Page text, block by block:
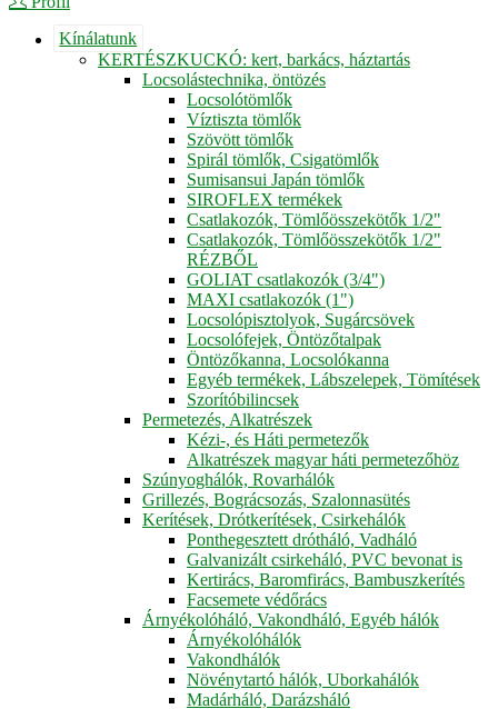
Kínálatunk
KERTÉSZKUCKÓ: kert, barkács, háztartás
Locsolástechnika, öntözés
Locsolótömlők
Víztiszta tömlők
Szövött tömlők
Spirál tömlők, Csigatömlők
Sumisansui Japán tömlők
SIROFLEX termékek
Csatlakozók, Tömlőösszekötők 1/2"
Csatlakozók, Tömlőösszekötők 1/2"
RÉZBŐL
GOLIAT csatlakozók (3/4")
MAXI csatlakozók (1")
Locsolópisztolyok, Sugárcsövek
Locsolófejek, Öntözőtalpak
Öntözőkanna, Locsolókanna
Egyéb termékek, Lábszelepek, Tömítések
Szorítóbilincsek
Permetezés, Alkatrészek
Kézi-, és Háti permetezők
Alkatrészek magyar háti permetezőhöz
Szúnyoghálók, Rovarhálók
Grillezés, Bográcsozás, Szalonnasütés
Kerítések, Drótkerítések, Csirkehálók
Ponthegesztett drótháló, Vadháló
Galvanizált csirkeháló, PVC bevonat is
Kertirács, Baromfirács, Bambuszkerítés
Facsemete védőrács
Árnyékolóháló, Vakondháló, Egyéb hálók
Árnyékolóhálók
Vakondhálók
Növénytartó hálók, Uborkahálók
Madárháló, Darázsháló